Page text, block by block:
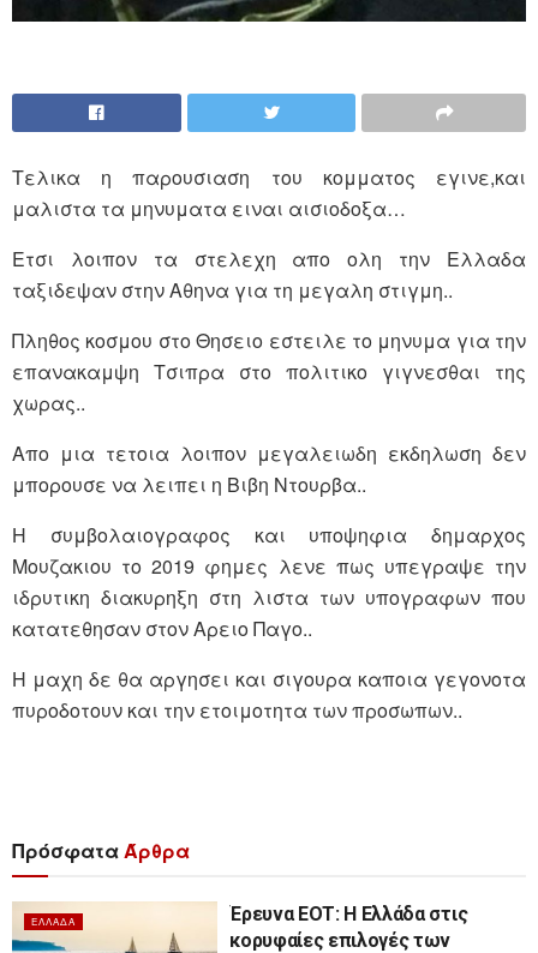
Τελικα η παρουσιαση του κομματος εγινε,και
μαλιστα τα μηνυματα ειναι αισιοδοξα…
Ετσι λοιπον τα στελεχη απο ολη την Ελλαδα
ταξιδεψαν στην Αθηνα για τη μεγαλη στιγμη..
Πληθος κοσμου στο Θησειο εστειλε το μηνυμα για την
επανακαμψη Τσιπρα στο πολιτικο γιγνεσθαι της
χωρας..
Απο μια τετοια λοιπον μεγαλειωδη εκδηλωση δεν
μπορουσε να λειπει η Βιβη Ντουρβα..
Η συμβολαιογραφος και υποψηφια δημαρχος
Μουζακιου το 2019 φημες λενε πως υπεγραψε την
ιδρυτικη διακυρηξη στη λιστα των υπογραφων που
κατατεθησαν στον Αρειο Παγο..
Η μαχη δε θα αργησει και σιγουρα καποια γεγονοτα
πυροδοτουν και την ετοιμοτητα των προσωπων..
ΠρόσφαταΆρθρα
ΕΛΛΆΔΑ
Έρευνα ΕΟΤ: Η Ελλάδα στις
κορυφαίες επιλογές των